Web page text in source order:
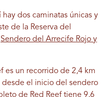
hay dos caminatas únicas y
de la Reserva del
Sendero del Arrecife Rojo y
es un recorrido de 2,4 km
desde el inicio del sendero
de Red Reef tiene 9,6